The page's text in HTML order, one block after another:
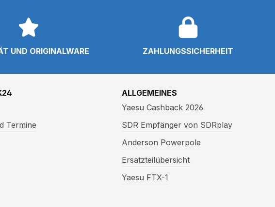
UND ORIGINALWARE ZAHLUNGSSICHERHEIT
Termine
ALLGEMEINES
Yaesu Cashback 2026
SDR Empfänger von SDRplay
Anderson Powerpole
Ersatzteilübersicht
Yaesu FTX-1